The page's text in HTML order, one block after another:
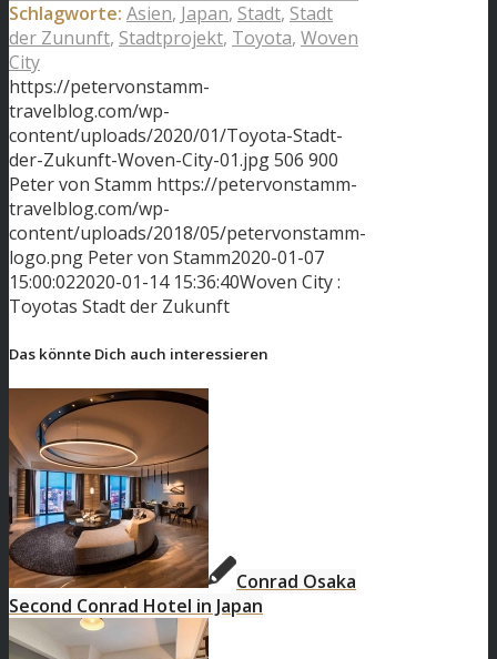
Schlagworte: Asien, Japan, Stadt, Stadt
der Zununft, Stadtprojekt, Toyota, Woven
City
https://petervonstamm-
travelblog.com/wp-
content/uploads/2020/01/Toyota-Stadt-
der-Zukunft-Woven-City-01.jpg506 900
Peter von Stamm https://petervonstamm-
travelblog.com/wp-
content/uploads/2018/05/petervonstamm-
logo.png Peter von Stamm2020-01-07
15:00:022020-01-14 15:36:40Woven City :
Toyotas Stadt der Zukunft
Das könnte Dich auch interessieren
Conrad Osaka
Second Conrad Hotel in Japan